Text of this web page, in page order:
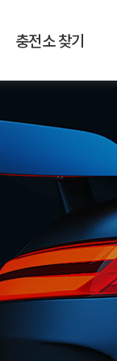
충전소 찾기